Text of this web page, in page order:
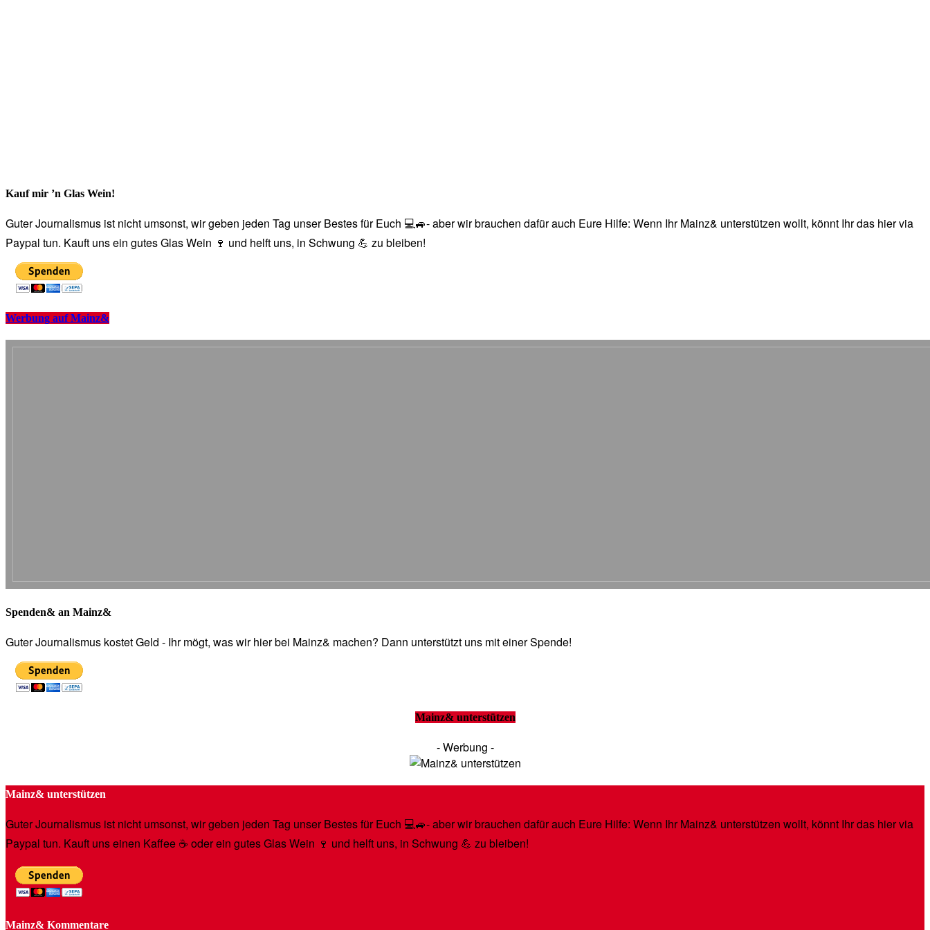
Kauf mir ’n Glas Wein!
Guter Journalismus ist nicht umsonst, wir geben jeden Tag unser Bestes für Euch 💻🚙- aber wir brauchen dafür auch Eure Hilfe: Wenn Ihr Mainz& unterstützen wollt, könnt Ihr das hier via
Paypal tun. Kauft uns ein gutes Glas Wein 🍷 und helft uns, in Schwung 💪 zu bleiben!
Werbung auf Mainz&
Spenden& an Mainz&
Guter Journalismus kostet Geld - Ihr mögt, was wir hier bei Mainz& machen? Dann unterstützt uns mit einer Spende!
Mainz& unterstützen
- Werbung -
Mainz& unterstützen
Guter Journalismus ist nicht umsonst, wir geben jeden Tag unser Bestes für Euch 💻🚙- aber wir brauchen dafür auch Eure Hilfe: Wenn Ihr Mainz& unterstützen wollt, könnt Ihr das hier via
Paypal tun. Kauft uns einen Kaffee ☕️ oder ein gutes Glas Wein 🍷 und helft uns, in Schwung 💪 zu bleiben!
Mainz& Kommentare